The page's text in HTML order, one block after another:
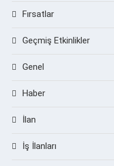
Fırsatlar
Geçmiş Etkinlikler
Genel
Haber
İlan
İş İlanları